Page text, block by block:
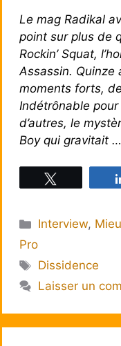
Le mag Radikal
point sur plus de
Rockin’ Squat,
Assassin. Quinze
moments forts,
Indétrônable
d’autres, le
Boy qui gravitait …
Catégories
Interview,
Pro
Étiquettes
Dissidence
Laisser un